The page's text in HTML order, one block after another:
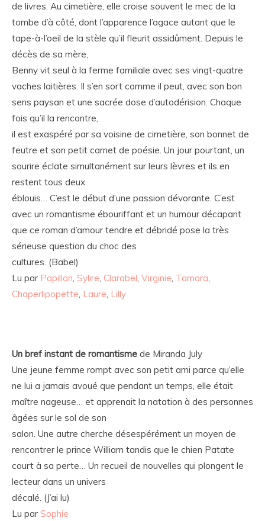
de livres. Au cimetière, elle croise souvent le mec de la
tombe d’à côté, dont l’apparence l’agace autant que le
tape-à-l’oeil de la stèle qu’il fleurit assidûment. Depuis le
décès de sa mère,
Benny vit seul à la ferme familiale avec ses vingt-quatre
vaches laitières. Il s’en sort comme il peut, avec son bon
sens paysan et une sacrée dose d’autodérision. Chaque
fois qu’il la rencontre,
il est exaspéré par sa voisine de cimetière, son bonnet de
feutre et son petit carnet de poésie. Un jour pourtant, un
sourire éclate simultanément sur leurs lèvres et ils en
restent tous deux
éblouis… C’est le début d’une passion dévorante. C’est
avec un romantisme ébouriffant et un humour décapant
que ce roman d’amour tendre et débridé pose la très
sérieuse question du choc des
cultures. (Babel)
Lu par Papillon, Sylire, Clarabel, Virginie, Tamara,
Chaperlipopette, Laure, Lilly
Un bref instant de romantisme de Miranda July
Une jeune femme rompt avec son petit ami parce qu’elle
ne lui a jamais avoué que pendant un temps, elle était
maître nageuse… et apprenait la natation à des personnes
âgées sur le sol de son
salon. Une autre cherche désespérément un moyen de
rencontrer le prince William tandis que le chien Patate
court à sa perte… Un recueil de nouvelles qui plongent le
lecteur dans un univers
décalé. (J’ai lu)
Lu par Sophie